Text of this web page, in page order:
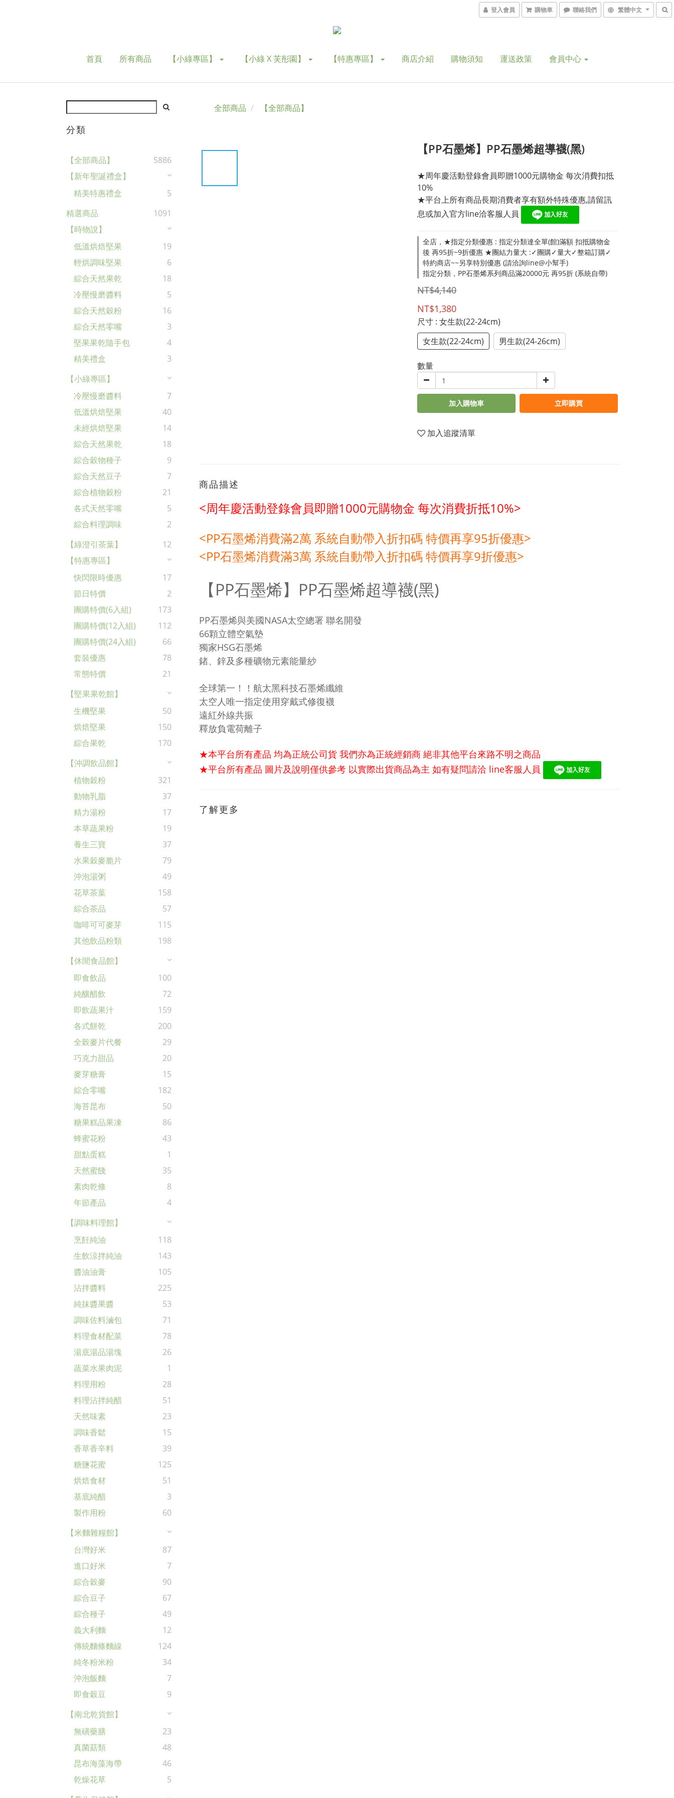
登入會員 購物車 聯絡我們 繁體中文
首頁 所有商品 【小綠專區】 【小綠 X 芙彤園】 【特惠專區】 商店介紹 購物須知 運送政策 會員中心
分類
【全部商品】
5886
【新年聖誕禮盒】
精美特惠禮盒
5
精選商品
1091
【時物說】
低溫烘焙堅果
19
輕烘調味堅果
6
綜合天然果乾
18
冷壓慢磨醬料
5
綜合天然穀粉
16
綜合天然零嘴
3
堅果果乾隨手包
4
精美禮盒
3
【小綠專區】
冷壓慢磨醬料
7
低溫烘焙堅果
40
未經烘焙堅果
14
綜合天然果乾
18
綜合穀物種子
9
綜合天然豆子
7
綜合植物穀粉
21
各式天然零嘴
5
綜合料理調味
2
【綠澄引茶葉】
12
【特惠專區】
快閃限時優惠
17
節日特價
2
團購特價(6入組)
173
團購特價(12入組)
112
團購特價(24入組)
66
套裝優惠
78
常態特價
21
【堅果果乾館】
生機堅果
50
烘焙堅果
150
綜合果乾
170
【沖調飲品館】
植物穀粉
321
動物乳脂
37
精力湯粉
17
本草蔬果粉
19
養生三寶
37
水果穀麥脆片
79
沖泡湯粥
49
花草茶葉
158
綜合茶品
57
咖啡可可麥芽
115
其他飲品粉類
198
【休閒食品館】
即食飲品
100
純釀醋飲
72
即飲蔬果汁
159
各式餅乾
200
全榖麥片代餐
29
巧克力甜品
20
麥芽糖膏
15
綜合零嘴
182
海苔昆布
50
糖果糕品果凍
86
蜂蜜花粉
43
甜點蛋糕
1
天然蜜餞
35
素肉乾條
8
年節產品
4
【調味料理館】
烹飪純油
118
生飲涼拌純油
143
醬油油膏
105
沾拌醬料
225
純抹醬果醬
53
調味佐料滷包
71
料理食材配菜
78
湯底湯品湯塊
26
蔬菜水果肉泥
1
料理用粉
28
料理沾拌純醋
51
天然味素
23
調味香鬆
15
香草香辛料
39
糖鹽花蜜
125
烘焙食材
51
基底純醋
3
製作用粉
60
【米麵雜糧館】
台灣好米
87
進口好米
7
綜合穀麥
90
綜合豆子
67
綜合種子
49
義大利麵
12
傳統麵條麵線
124
純冬粉米粉
34
沖泡飯麵
7
即食穀豆
9
【南北乾貨館】
無磺藥膳
23
真菌菇類
48
昆布海藻海帶
46
乾燥花草
5
全部商品 【全部商品】
【PP石墨烯】PP石墨烯超導襪(黑)
★周年慶活動登錄會員即贈1000元購物金 每次消費扣抵
10%
★平台上所有商品長期消費者享有額外特殊優惠,請留訊
息或加入官方line洽客服人員
全店，★指定分類優惠 : 指定分類達全單(館)滿額 扣抵購物金
後 再95折~9折優惠 ★團結力量大 :✓團購✓量大✓整箱訂購✓
特約商店~~另享特別優惠 (請洽詢line@小幫手)
指定分類，PP石墨烯系列商品滿20000元 再95折 (系統自帶)
NT$4,140
NT$1,380
尺寸 : 女生款(22-24cm)
女生款(22-24cm)
男生款(24-26cm)
數量
加入購物車 立即購買
加入追蹤清單
商品描述
<周年慶活動登錄會員即贈1000元購物金 每次消費折抵10%>
<PP石墨烯消費滿2萬 系統自動帶入折扣碼 特價再享95折優惠>
<PP石墨烯消費滿3萬 系統自動帶入折扣碼 特價再享9折優惠>
【PP石墨烯】 PP石墨烯超導襪(黑)
PP石墨烯與美國NASA太空總署 聯名開發
66顆立體空氣墊
獨家HSG石墨烯
鍺、鋅及多種礦物元素能量紗
全球第一！！航太黑科技石墨烯纖維
太空人唯一指定使用穿戴式修復襪
遠紅外線共振
釋放負電荷離子
★本平台所有產品 均為正統公司貨 我們亦為正統經銷商 絕非其他平台來路不明之商品
★平台所有產品 圖片及說明僅供參考 以實際出貨商品為主 如有疑問請洽 line客服人員
了解更多